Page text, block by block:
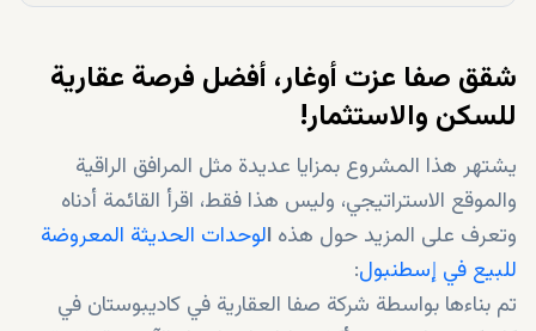
شقق صفا عزت أوغار، أفضل فرصة عقارية
للسكن والاستثمار!
يشتهر هذا المشروع بمزايا عديدة مثل المرافق الراقية
والموقع الاستراتيجي، وليس هذا فقط، اقرأ القائمة أدناه
وتعرف على المزيد حول هذه الوحدات الحديثة المعروضة
للبيع في إسطنبول:
تم بناءها بواسطة شركة صفا العقارية في كاديبوستان في